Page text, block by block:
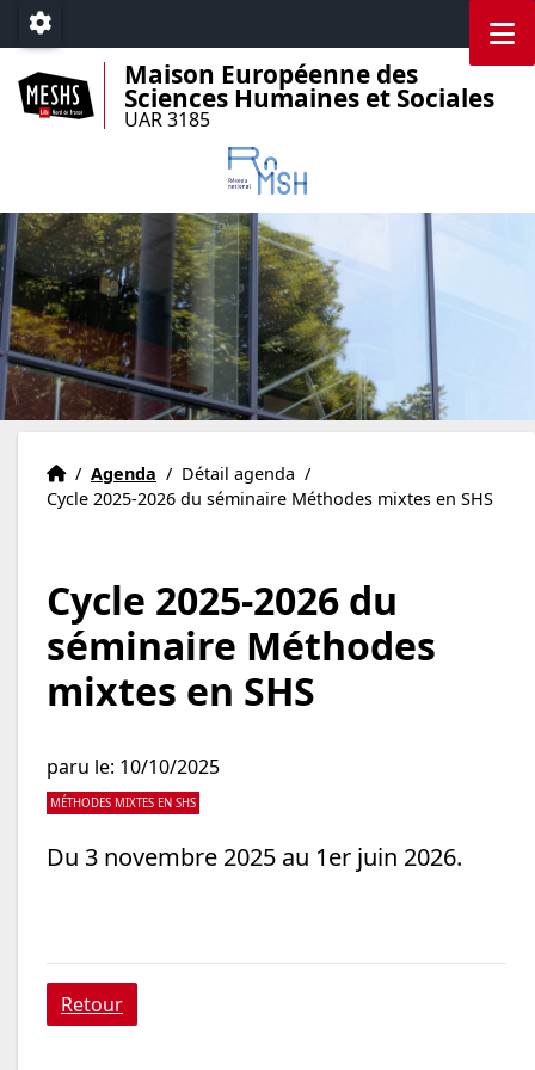
Accéder au menu principal
Accéder au contenu
Paramétrage
Maison Européenne des
Sciences Humaines et Sociales
UAR 3185
Accueil
Accueil
/ Agenda / Détail agenda /
Cycle 2025-2026 du séminaire Méthodes mixtes en SHS
Cycle 2025-2026 du
séminaire Méthodes
mixtes en SHS
paru le: 10/10/2025
MÉTHODES MIXTES EN SHS
Du 3 novembre 2025 au 1er juin 2026.
Retour